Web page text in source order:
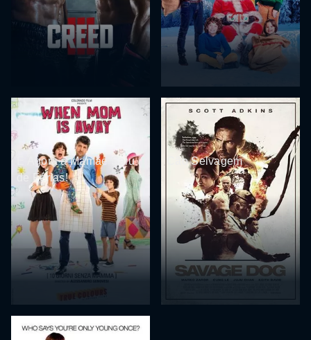
E Agora a Mamãe Saiu
de Férias!
Cão Selvagem